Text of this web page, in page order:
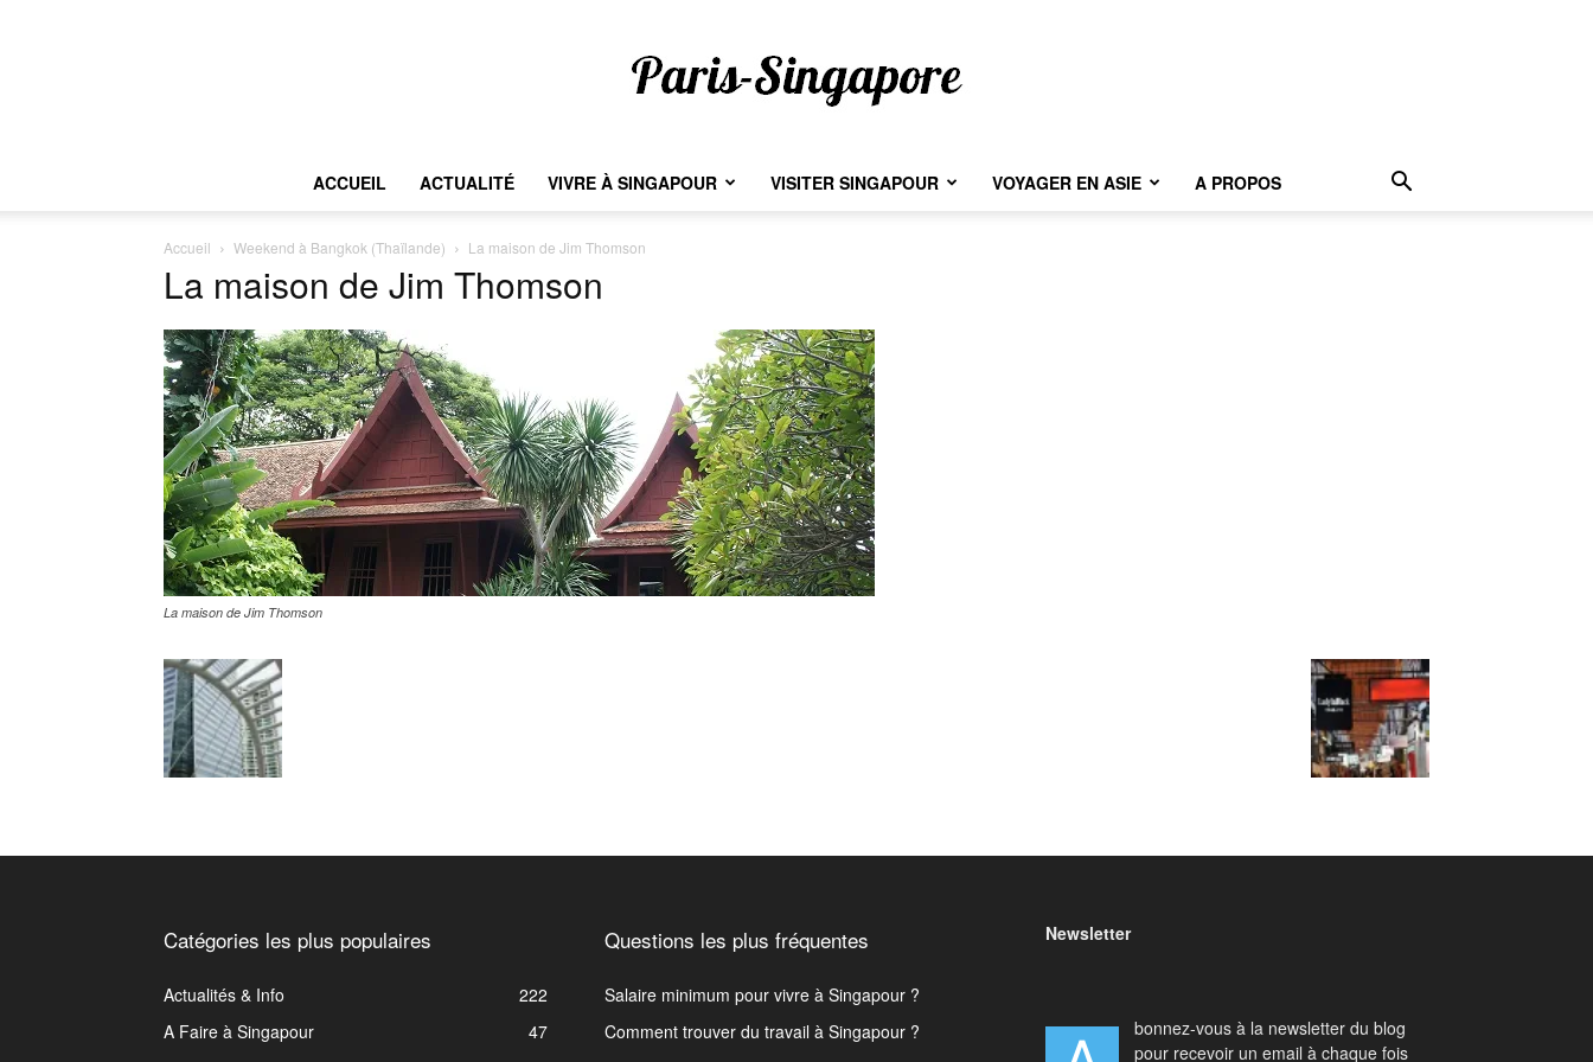
Paris-
Singapore
ACCUEIL ACTUALITÉ VIVRE À SINGAPOUR VISITER SINGAPOUR VOYAGER EN ASIE A PROPOS
Accueil Weekend à Bangkok (Thaïlande) La maison de Jim Thomson
La maison de Jim Thomson
La maison de Jim Thomson
Catégories les plus populaires
Actualités & Info
222
A Faire à Singapour
47
Questions les plus fréquentes
Salaire minimum pour vivre à Singapour ?
Comment trouver du travail à Singapour ?
Newsletter
bonnez-vous à la newsletter du blog
pour recevoir un email à chaque fois